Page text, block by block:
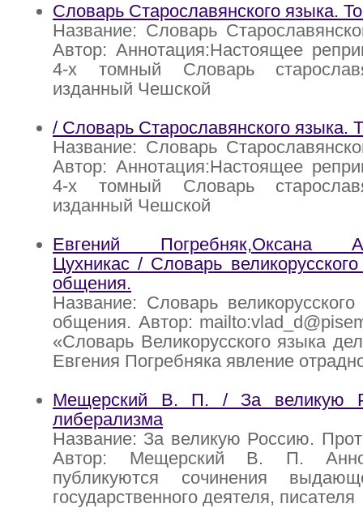
Словарь Старославянского языка.
Название: Словарь
Автор: Аннотация:Настоящее
4-х томный Словарь
изданный Чешской
/ Словарь Старославянского языка.
Название: Словарь
Автор: Аннотация:Настоящее
4-х томный Словарь
изданный Чешской
Евгений Погребняк,Оксана
Цухникас / Словарь
общения.
Название: Словарь
общения. Автор:
«Словарь Великорусского языка
Евгения Погребняка явление
Мещерский В. П. / За великую
либерализма
Название: За великую Россию.
Автор: Мещерский В. П.
публикуются сочинения
государственного деятеля, писателя